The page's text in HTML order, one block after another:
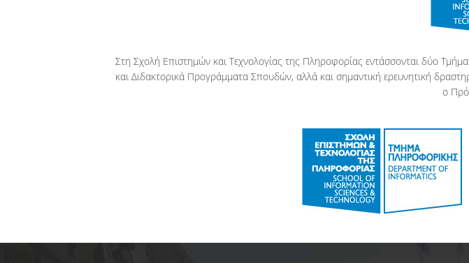
Στη Σχολή Επιστημών και Τεχνολογίας της Πληροφορίας εντάσσονται δύο
και Διδακτορικά Προγράμματα Σπουδών, αλλά και σημαντική ερευνητική
ο